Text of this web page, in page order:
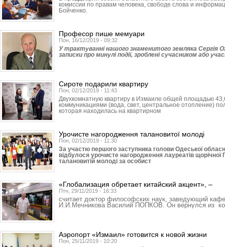
комиссии по правам человека, свободе слова и
Бойченко.
Професор пише мемуари
Пон, 16/12/2019 - 09:32
У трактуванні нашого знаменитого земляка Сергія
записки про минулі події, зроблені сучасником або
Сироте подарили квартиру
Пон, 02/12/2019 - 11:43
Двухкомнатную квартиру в Измаиле общей площадью
коммуникациями (вода, свет, центральное отопление)
которая находилась на квартирном
Урочисте нагородження талановитої молоді
Пон, 02/12/2019 - 11:30
За участю першого заступника голови Одеської
відбулося урочисте нагородження лауреатів щорічної
талановитій молоді за особист
«Глобализация обретает китайский акцент», –
Птн, 29/11/2019 - 16:33
считает доктор философских наук, заведующий
И.И.Мечникова Василий ПОПКОВ. Он вернулся из
Аэропорт «Измаил» готовится к новой жизни
Пон, 25/11/2019 - 10:20